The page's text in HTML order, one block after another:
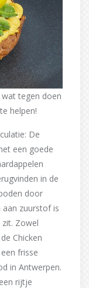
tegen doen
helpen!
De
een goede
in de
door
aan zuurstof is
Zowel
Chicken
frisse
in Antwerpen.
rijtje